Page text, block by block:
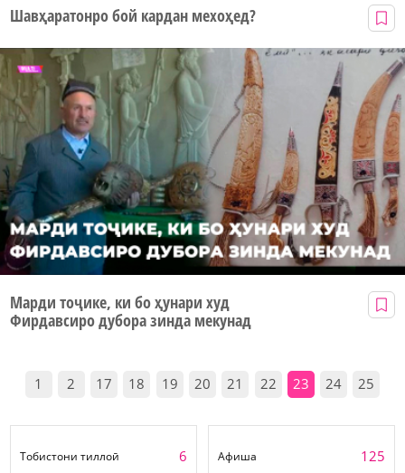
Шавҳаратонро бой кардан мехоҳед?
Марди тоҷике, ки бо ҳунари худ
Фирдавсиро дубора зинда мекунад
1 2 17 18 19 20 21 22 23 24 25
Тобистони тиллоӣ 6 Афиша 125